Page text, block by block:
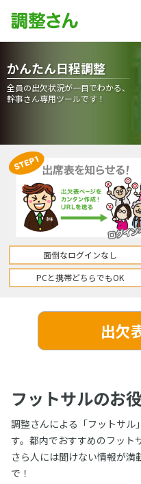
かんたん日程調整
全員の出欠状況が一目でわかる、
幹事さん専用ツールです！
面倒なログインなし
PCと携帯どちらでもOK
出欠
フットサルのお
調整さんによる「フットサル
す。都内でおすすめのフット
さら人には聞けない情報が
で！